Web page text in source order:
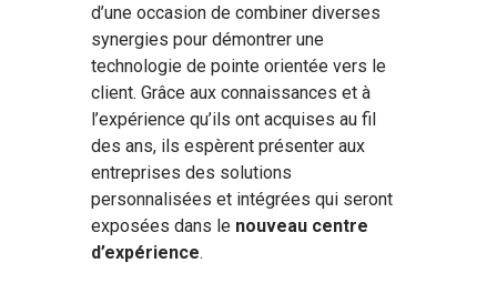
d’une occasion de combiner diverses
synergies pour démontrer une
technologie de pointe orientée vers le
client. Grâce aux connaissances et à
l’expérience qu’ils ont acquises au fil
des ans, ils espèrent présenter aux
entreprises des solutions
personnalisées et intégrées qui seront
exposées dans le nouveau centre
d’expérience.